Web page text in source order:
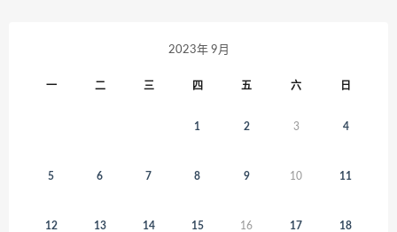
2023年 9月
一 二 三 四 五 六 日
1 2 3 4
5 6 7 8 9 10 11
12 13 14 15 16 17 18